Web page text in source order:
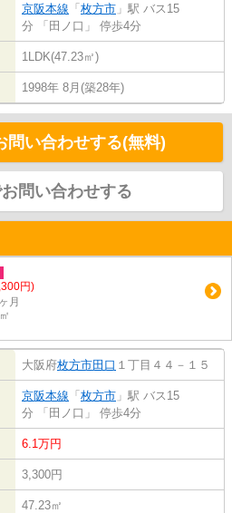
京阪本線 「枚方市 」駅 バス15
分 「田ノ口」 停歩4分
1LDK(47.23㎡)
1998年 8月(築28年)
問い合わせする(無料)
問い合わせする
円)
月
大阪府枚方市田口 １丁目４４－１５
京阪本線 「枚方市 」駅 バス15
分 「田ノ口」 停歩4分
6.1万円
3,300円
47.23㎡